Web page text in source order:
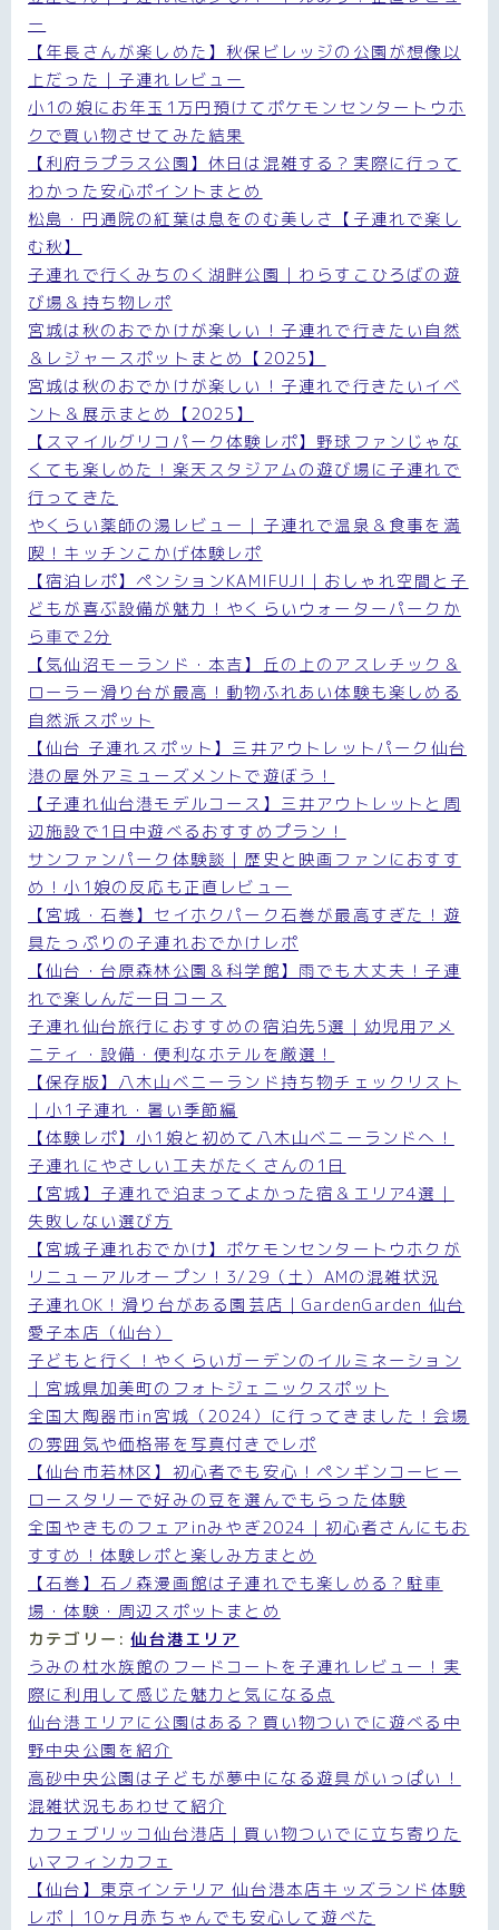
ー
【年長さんが楽しめた】秋保ビレッジの公園が想像以
上だった｜子連れレビュー
小1の娘にお年玉1万円預けてポケモンセンタートウホ
クで買い物させてみた結果
【利府ラプラス公園】休日は混雑する？実際に行って
わかった安心ポイントまとめ
松島・円通院の紅葉は息をのむ美しさ【子連れで楽し
む秋】
子連れで行くみちのく湖畔公園｜わらすこひろばの遊
び場＆持ち物レポ
宮城は秋のおでかけが楽しい！子連れで行きたい自然
＆レジャースポットまとめ【2025】
宮城は秋のおでかけが楽しい！子連れで行きたいイベ
ント＆展示まとめ【2025】
【スマイルグリコパーク体験レポ】野球ファンじゃな
くても楽しめた！楽天スタジアムの遊び場に子連れで
行ってきた
やくらい薬師の湯レビュー｜子連れで温泉＆食事を満
喫！キッチンこかげ体験レポ
【宿泊レポ】ペンションKAMIFUJI｜おしゃれ空間と子
どもが喜ぶ設備が魅力！やくらいウォーターパークか
ら車で2分
【気仙沼モーランド・本吉】丘の上のアスレチック＆
ローラー滑り台が最高！動物ふれあい体験も楽しめる
自然派スポット
【仙台 子連れスポット】三井アウトレットパーク仙台
港の屋外アミューズメントで遊ぼう！
【子連れ仙台港モデルコース】三井アウトレットと周
辺施設で1日中遊べるおすすめプラン！
サンファンパーク体験談｜歴史と映画ファンにおすす
め！小1娘の反応も正直レビュー
【宮城・石巻】セイホクパーク石巻が最高すぎた！遊
具たっぷりの子連れおでかけレポ
【仙台・台原森林公園＆科学館】雨でも大丈夫！子連
れで楽しんだ一日コース
子連れ仙台旅行におすすめの宿泊先5選｜幼児用アメ
ニティ・設備・便利なホテルを厳選！
【保存版】八木山ベニーランド持ち物チェックリスト
｜小1子連れ・暑い季節編
【体験レポ】小1娘と初めて八木山ベニーランドへ！
子連れにやさしい工夫がたくさんの1日
【宮城】子連れで泊まってよかった宿＆エリア4選｜
失敗しない選び方
【宮城子連れおでかけ】ポケモンセンタートウホクが
リニューアルオープン！3/29（土）AMの混雑状況
子連れOK！滑り台がある園芸店｜GardenGarden 仙台
愛子本店（仙台）
子どもと行く！やくらいガーデンのイルミネーション
｜宮城県加美町のフォトジェニックスポット
全国大陶器市in宮城（2024）に行ってきました！会場
の雰囲気や価格帯を写真付きでレポ
【仙台市若林区】初心者でも安心！ペンギンコーヒー
ロースタリーで好みの豆を選んでもらった体験
全国やきものフェアinみやぎ2024｜初心者さんにもお
すすめ！体験レポと楽しみ方まとめ
【石巻】石ノ森漫画館は子連れでも楽しめる？駐車
場・体験・周辺スポットまとめ
カテゴリー:仙台港エリア
うみの杜水族館のフードコートを子連れレビュー！実
際に利用して感じた魅力と気になる点
仙台港エリアに公園はある？買い物ついでに遊べる中
野中央公園を紹介
高砂中央公園は子どもが夢中になる遊具がいっぱい！
混雑状況もあわせて紹介
カフェブリッコ仙台港店｜買い物ついでに立ち寄りた
いマフィンカフェ
【仙台】東京インテリア 仙台港本店キッズランド体験
レポ｜10ヶ月赤ちゃんでも安心して遊べた